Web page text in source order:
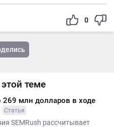
0
теме
269 млн долларов в ходе
Статья
SEMRush рассчитывает